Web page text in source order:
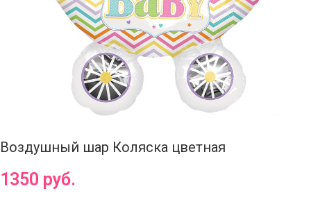
Воздушный шар Коляска цветная
1350 руб.